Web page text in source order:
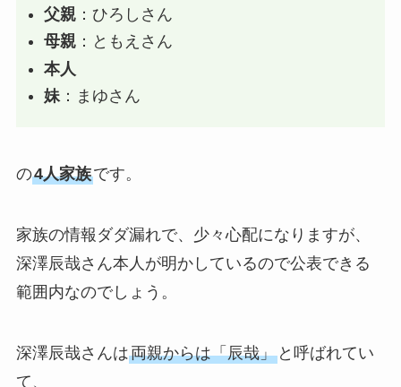
父親 ：ひろしさん
母親 ：ともえさん
本人
妹：まゆさん
の4人家族です。
家族の情報ダダ漏れで、少々心配になりますが、
深澤辰哉さん本人が明かしているので公表できる
範囲内なのでしょう。
深澤辰哉さんは両親からは「辰哉」と呼ばれてい
て、